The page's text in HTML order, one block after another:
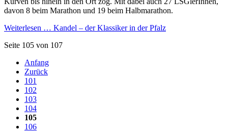
davon 8 beim Marathon und 19 beim Halbmarathon.
Weiterlesen … Kandel – der Klassiker in der Pfalz
Seite 105 von 107
Anfang
Zurück
101
102
103
104
105
106